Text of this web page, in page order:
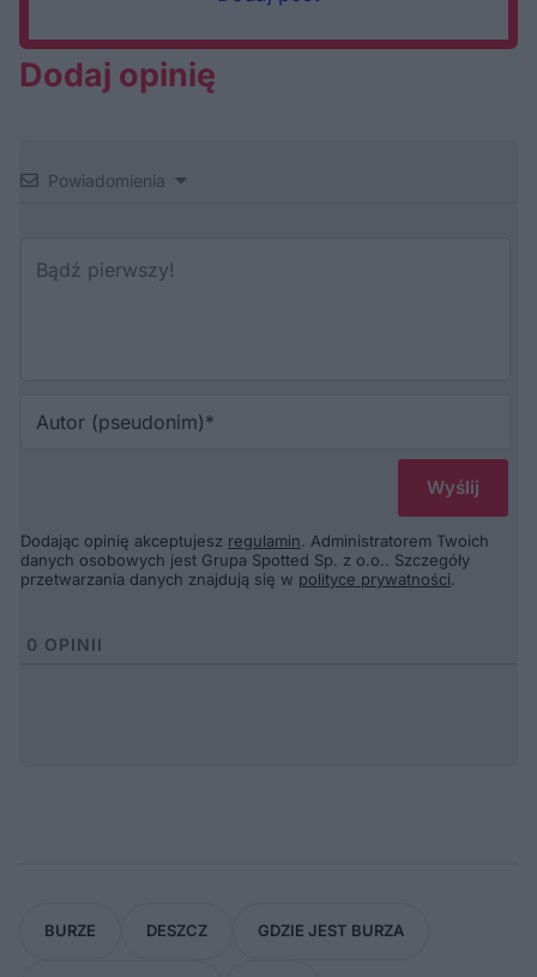
Dodaj opinię
Powiadomienia
Dodając opinię akceptujesz regulamin. Administratorem Twoich
danych osobowych jest Grupa Spotted Sp. z o.o.. Szczegóły
przetwarzania danych znajdują się w polityce prywatności.
0 OPINII
BURZE DESZCZ GDZIE JEST BURZA